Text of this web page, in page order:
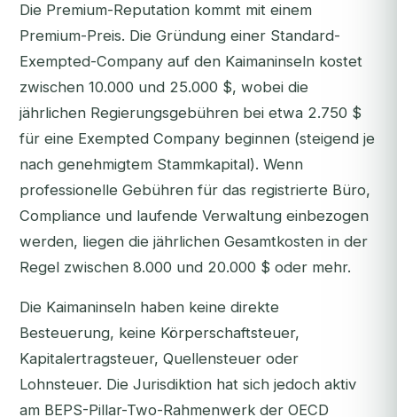
Die Premium-Reputation kommt mit einem
Premium-Preis. Die Gründung einer Standard-
Exempted-Company auf den Kaimaninseln kostet
zwischen 10.000 und 25.000 $, wobei die
jährlichen Regierungsgebühren bei etwa 2.750 $
für eine Exempted Company beginnen (steigend je
nach genehmigtem Stammkapital). Wenn
professionelle Gebühren für das registrierte Büro,
Compliance und laufende Verwaltung einbezogen
werden, liegen die jährlichen Gesamtkosten in der
Regel zwischen 8.000 und 20.000 $ oder mehr.
Die Kaimaninseln haben keine direkte
Besteuerung, keine Körperschaftsteuer,
Kapitalertragsteuer, Quellensteuer oder
Lohnsteuer. Die Jurisdiktion hat sich jedoch aktiv
am BEPS-Pillar-Two-Rahmenwerk der OECD